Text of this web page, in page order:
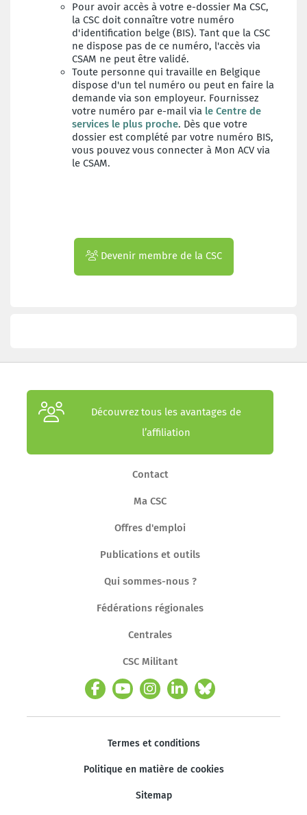
Pour avoir accès à votre e-dossier Ma CSC,
la CSC doit connaître votre numéro
d'identification belge (BIS). Tant que la CSC
ne dispose pas de ce numéro, l'accès via
CSAM ne peut être validé.
Toute personne qui travaille en Belgique
dispose d'un tel numéro ou peut en faire la
demande via son employeur. Fournissez
votre numéro par e-mail via le Centre de
services le plus proche. Dès que votre
dossier est complété par votre numéro BIS,
vous pouvez vous connecter à Mon ACV via
le CSAM.
Devenir membre de la CSC
Découvrez tous les avantages de
l’affiliation
Contact
Ma CSC
Offres d'emploi
Publications et outils
Qui sommes-nous ?
Fédérations régionales
Centrales
CSC Militant
Termes et conditions
Politique en matière de cookies
Sitemap